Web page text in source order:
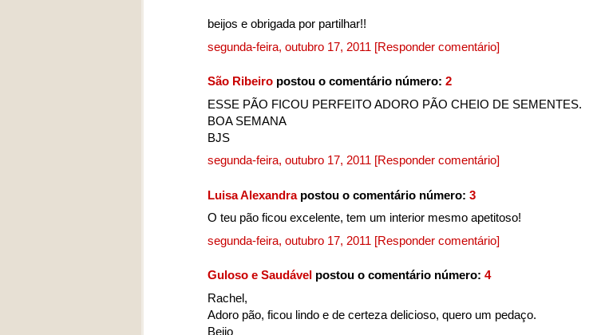
beijos e obrigada por partilhar!!
segunda-feira, outubro 17, 2011 [Responder comentário]
São Ribeiro postou o comentário número: 2
ESSE PÃO FICOU PERFEITO ADORO PÃO CHEIO DE SEMENTES.
BOA SEMANA
BJS
segunda-feira, outubro 17, 2011 [Responder comentário]
Luisa Alexandrapostou o comentário número: 3
O teu pão ficou excelente, tem um interior mesmo apetitoso!
segunda-feira, outubro 17, 2011 [Responder comentário]
Guloso e Saudável postou o comentário número: 4
Rachel,
Adoro pão, ficou lindo e de certeza delicioso, quero um pedaço.
Beijo